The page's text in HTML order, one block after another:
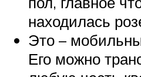
находилась
Это –
Его можно